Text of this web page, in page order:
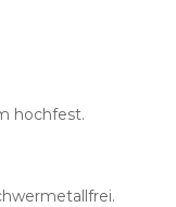
hochfest.